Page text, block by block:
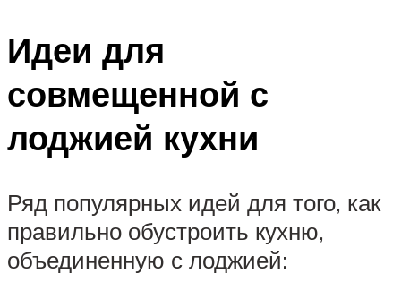
Идеи для
совмещенной с
лоджией кухни
Ряд популярных идей для того, как
правильно обустроить кухню,
объединенную с лоджией: